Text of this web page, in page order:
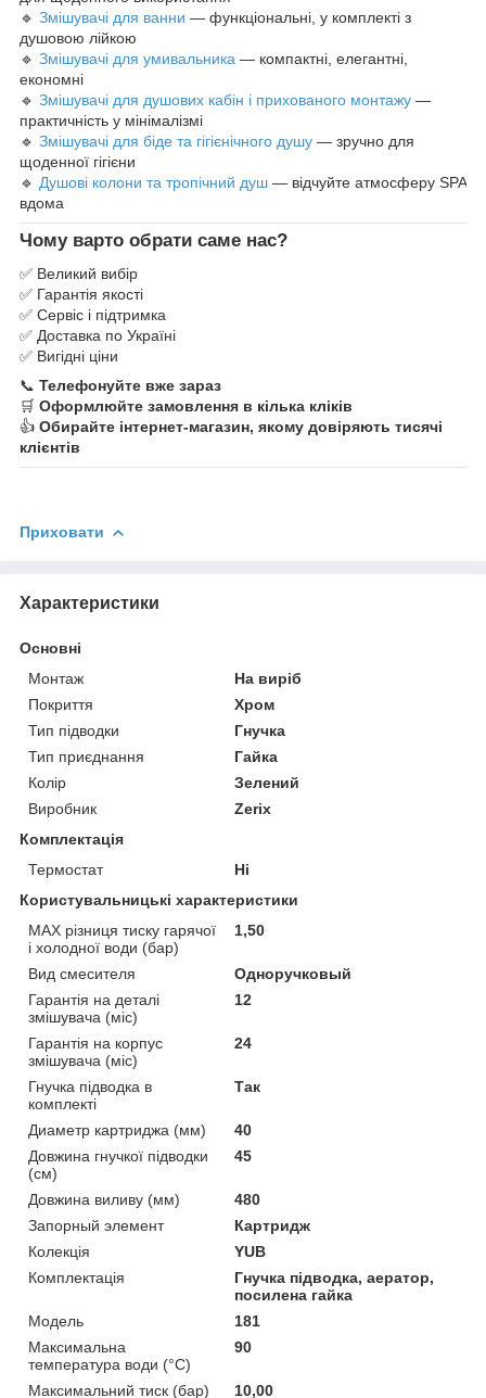
🔹 Змішувачі для ванни — функціональні, у комплекті з
душовою лійкою
🔹 Змішувачі для умивальника — компактні, елегантні,
економні
🔹 Змішувачі для душових кабін і прихованого монтажу —
практичність у мінімалізмі
🔹 Змішувачі для біде та гігієнічного душу — зручно для
щоденної гігієни
🔹 Душові колони та тропічний душ — відчуйте атмосферу SPA
вдома
Чому варто обрати саме нас?
✅ Великий вибір
✅ Гарантія якості
✅ Сервіс і підтримка
✅ Доставка по Україні
✅ Вигідні ціни
📞 Телефонуйте вже зараз
🛒 Оформлюйте замовлення в кілька кліків
👍 Обирайте інтернет-магазин, якому довіряють тисячі
клієнтів
Приховати
Характеристики
Основні
Монтаж
На виріб
Покриття
Хром
Тип підводки
Гнучка
Тип приєднання
Гайка
Колір
Зелений
Виробник
Zerix
Комплектація
Термостат
Ні
Користувальницькі характеристики
MAX різниця тиску гарячої
і холодної води (бар)
1,50
Вид смесителя
Одноручковый
Гарантія на деталі
змішувача (міс)
12
Гарантія на корпус
змішувача (міс)
24
Гнучка підводка в
комплекті
Так
Диаметр картриджа (мм)
40
Довжина гнучкої підводки
(см)
45
Довжина виливу (мм)
480
Запорный элемент
Картридж
Колекція
YUB
Комплектація
Гнучка підводка, аератор,
посилена гайка
Мoдель
181
Максимальна
температура води (°C)
90
Максимальний тиск (бар) 10,00